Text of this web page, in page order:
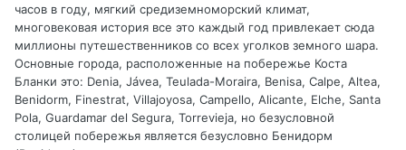
часов в году, мягкий средиземноморский климат,
многовековая история все это каждый год привлекает сюда
миллионы путешественников со всех уголков земного шара.
Основные города, расположенные на побережье Коста
Бланки это: Denia, Jávea, Teulada-Moraira, Benisa, Calpe, Altea,
Benidorm, Finestrat, Villajoyosa, Campello, Alicante, Elche, Santa
Pola, Guardamar del Segura, Torrevieja, но безусловной
столицей побережья является безусловно Бенидорм